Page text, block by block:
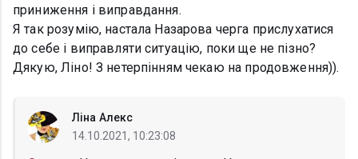
приниження і виправдання.
Я так розумію, настала Назарова черга прислухатися
до себе і виправляти ситуацію, поки ще не пізно?
Дякую, Ліно! З нетерпінням чекаю на продовження)).
Ліна Алекс
14.10.2021, 10:23:08